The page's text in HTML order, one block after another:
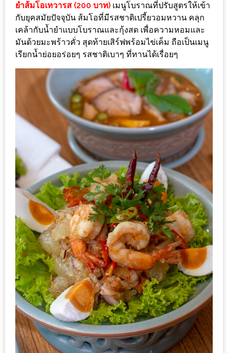
ที่
เดียว
HOMEPRO
FAIR
2017
เชียงใหม่
จัด
กับ
แผนที่
ร้าน
หมู
กระทะ
ทั่ว
เชียงใหม่
งบ
ไม่
บาน
ปลาย
อิ่ม
ชิ
ลล์
ไม่
เกิน
ยำส้มโอเทวารส (200 บาท) เมนูโบราณที่ปรับสูตรให้เข้า
กับยุคสมัยปัจจุบัน ส้มโอที่มีรสชาติเปรี้ยวอมหวาน คลุก
เคล้ากับน้ำยำแบบโบราณและกุ้งสด เพื่อความหอมและ
มันด้วยมะพร้าวคั่ว สุดท้ายเสิร์ฟพร้อมไข่เค็ม ถือเป็นเมนู
เรียกน้ำย่อยอร่อยๆ รสชาติเบาๆ ที่ทานได้เรื่อยๆ